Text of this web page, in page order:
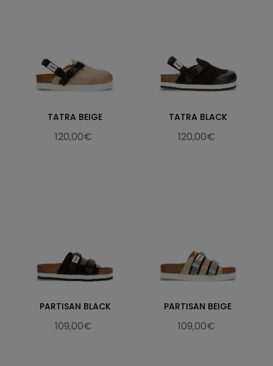
TATRA BEIGE
120,00€
TATRA BLACK
120,00€
PARTISAN BLACK
109,00€
PARTISAN BEIGE
109,00€